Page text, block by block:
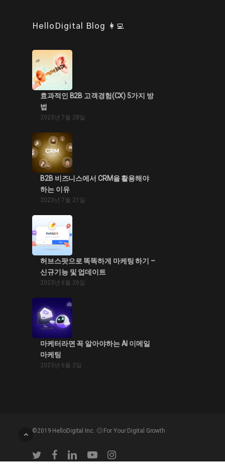
HelloDigital Blog 👩‍💻
효과적인 B2B 고객경험(CX) 5가지 방
법
2023년 7월 28일
B2B 비즈니스에서 CRM을 활용해야
하는 이유
2023년 7월 21일
허브스팟으로 똑똑하게 마케팅 하기 –
신규기능 및 업데이트
2023년 6월 26일
마케터라면 꼭 알아야하는 AI 이메일
마케팅
2023년 6월 2일
©2019 HelloDigital Inc. 🙂 For Your Digital Growth
twitter facebooklinkedinyoutubeinstagram